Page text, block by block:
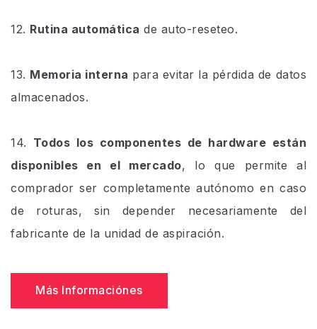
12. Rutina automática de auto-reseteo.
13. Memoria interna para evitar la pérdida de datos
almacenados.
14. Todos los componentes de hardware están
disponibles en el mercado, lo que permite al
comprador ser completamente autónomo en caso
de roturas, sin depender necesariamente del
fabricante de la unidad de aspiración.
Más Informaciónes